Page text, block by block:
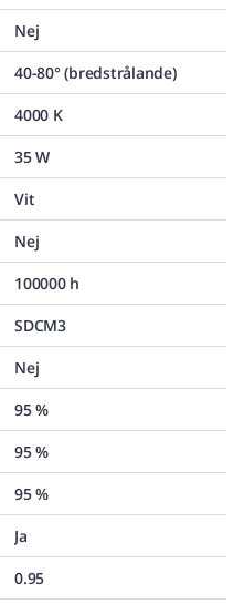
Nej
40-80° (bredstrålande)
4000 K
35 W
Vit
Nej
100000 h
SDCM3
Nej
95 %
95 %
95 %
Ja
0.95